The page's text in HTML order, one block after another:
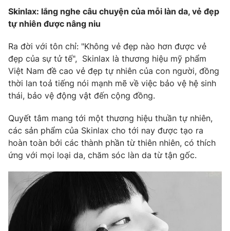
Skinlax: lắng nghe câu chuyện của mỗi làn da, vẻ đẹp
tự nhiên được nâng niu
Ra đời với tôn chỉ: "Không vẻ đẹp nào hơn được vẻ
đẹp của sự tử tế", Skinlax là thương hiệu mỹ phẩm
Việt Nam đề cao vẻ đẹp tự nhiên của con người, đồng
thời lan toả tiếng nói mạnh mẽ về việc bảo vệ hệ sinh
thái, bảo vệ động vật đến cộng đồng.
Quyết tâm mang tới một thương hiệu thuần tự nhiên,
các sản phẩm của Skinlax cho tới nay được tạo ra
hoàn toàn bởi các thành phần từ thiên nhiên, có thích
ứng với mọi loại da, chăm sóc làn da từ tận gốc.